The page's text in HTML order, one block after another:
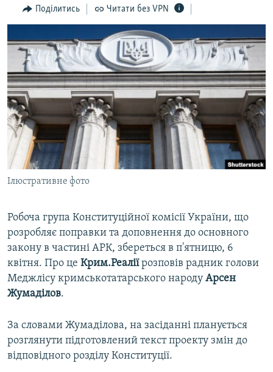
Перейти
до
пошуку
ПОГЛЯД
ВСЕ ЗА ДЕНЬ
СПЕЦПРОЕКТИ
ДЕПОРТАЦІЯ
ВІДЕОУРОКИ «ELIFBE»
СВІДЧЕННЯ ОКУПАЦІЇ
УКРАЇНСЬКА ПРОБЛЕМА КРИМУ
ІНФОГРАФІКА
ЯК ОБІЙТИ БЛОКУВАННЯ
Русский
Qırımtatar
ДОЛУЧАЙСЯ!
Усі сайти RFE/RL
Поділитись Читати без VPN
Ілюстративне фото
Робоча група Конституційної комісії України, що
розробляє поправки та доповнення до основного
закону в частині АРК, збереться в п'ятницю, 6
квітня. Про це Крим.Реаліїрозповів радник голови
Меджлісу кримськотатарського народу Арсен
Жумаділов.
За словами Жумаділова, на засіданні планується
розглянути підготовлений текст проекту змін до
відповідного розділу Конституції.